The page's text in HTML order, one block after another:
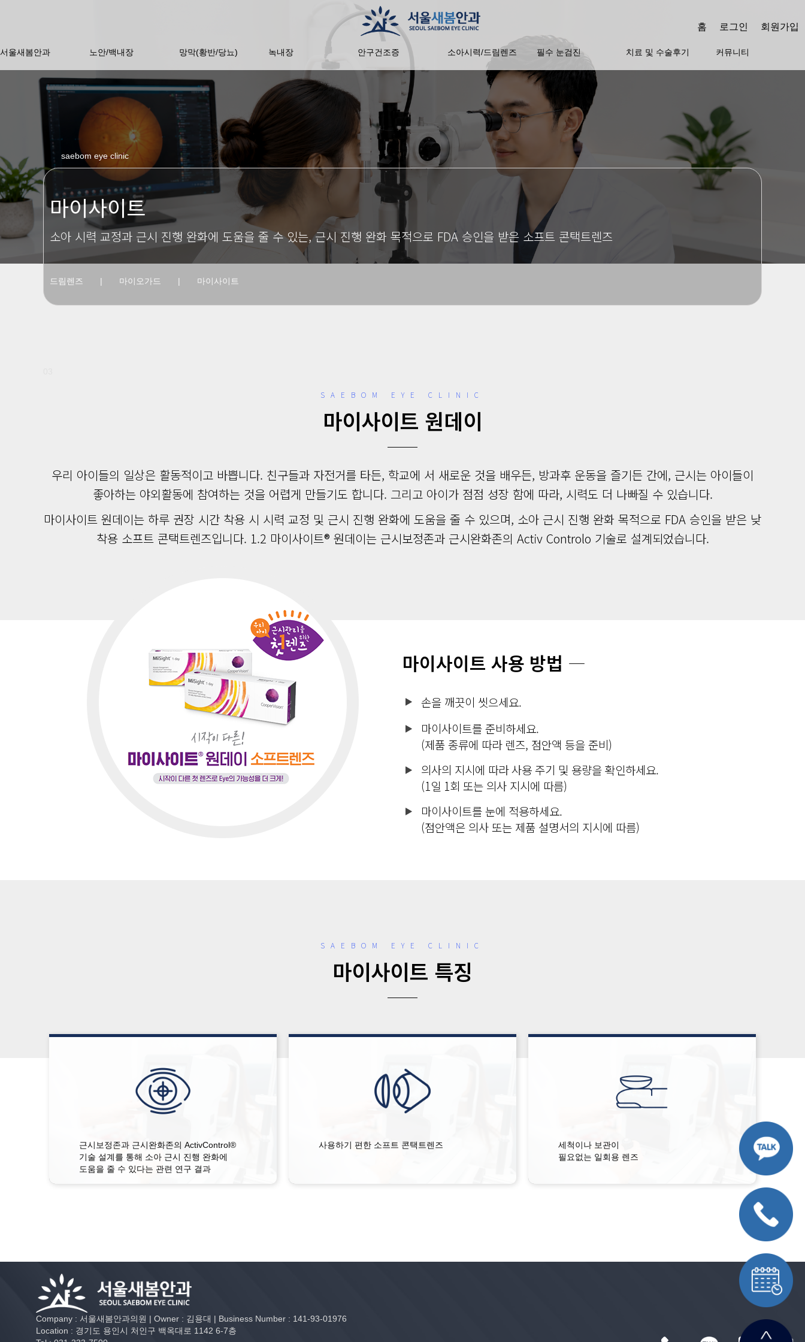
홈 로그인 회원가입
서울새봄안과 노안/백내장 망막(황반/당뇨) 녹내장 안구건조증 소아시력/드림렌즈 필수 눈검진 치료 및 수술후기 커뮤니티
saebom eye clinic
마이사이트
소아 시력 교정과 근시 진행 완화에 도움을 줄 수 있는, 근시 진행 완화 목적으로 FDA 승인을 받은 소프트 콘택트렌즈
드림렌즈 | 마이오가드 | 마이사이트
SAEBOM EYE CLINIC
마이사이트 원데이
우리 아이들의 일상은 활동적이고 바쁩니다. 친구들과 자전거를 타든, 학교에 서 새로운 것을 배우든, 방과후 운동을 즐기든 간에, 근시는 아이들이
좋아하는 야외활동에 참여하는 것을 어렵게 만들기도 합니다. 그리고 아이가 점점 성장 함에 따라, 시력도 더 나빠질 수 있습니다.
마이사이트 원데이는 하루 권장 시간 착용 시 시력 교정 및 근시 진행 완화에 도움을 줄 수 있으며, 소아 근시 진행 완화 목적으로 FDA 승인을 받은 낮
착용 소프트 콘택트렌즈입니다. 1.2 마이사이트® 원데이는 근시보정존과 근시완화존의 Activ Controlo 기술로 설계되었습니다.
마이사이트 사용 방법 ―
손을 깨끗이 씻으세요.
마이사이트를 준비하세요.
(제품 종류에 따라 렌즈, 점안액 등을 준비)
의사의 지시에 따라 사용 주기 및 용량을 확인하세요.
(1일 1회 또는 의사 지시에 따름)
마이사이트를 눈에 적용하세요.
(점안액은 의사 또는 제품 설명서의 지시에 따름)
SAEBOM EYE CLINIC
마이사이트 특징
근시보정존과 근시완화존의 ActivControl®
기술 설계를 통해 소아 근시 진행 완화에
도움을 줄 수 있다는 관련 연구 결과
사용하기 편한 소프트 콘택트렌즈
세척이나 보관이
필요없는 일회용 렌즈
Company : 서울새봄안과의원 | Owner : 김용대 | Business Number : 141-93-01976
Location : 경기도 용인시 처인구 백옥대로 1142 6-7층